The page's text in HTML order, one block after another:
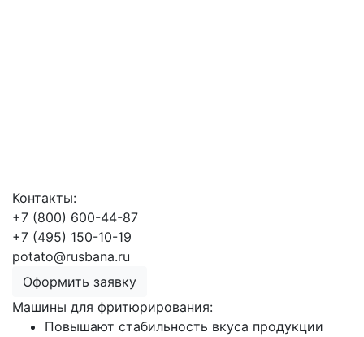
Контакты:
+7 (800) 600-44-87
+7 (495) 150-10-19
potato@rusbana.ru
Оформить заявку
Машины для фритюрирования:
Повышают стабильность вкуса продукции